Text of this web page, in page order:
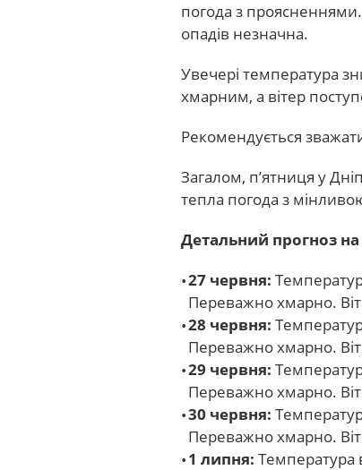
погода з
опадів незначна.
Увечері температура
хмарним, а вітер
Рекомендується
Загалом, п’ятниця у
тепла погода з
Детальний прогноз на
27 червня:
Переважно хмарно.
28 червня:
Переважно хмарно.
29 червня:
Переважно хмарно.
30 червня:
Переважно хмарно.
1 липня: Температура